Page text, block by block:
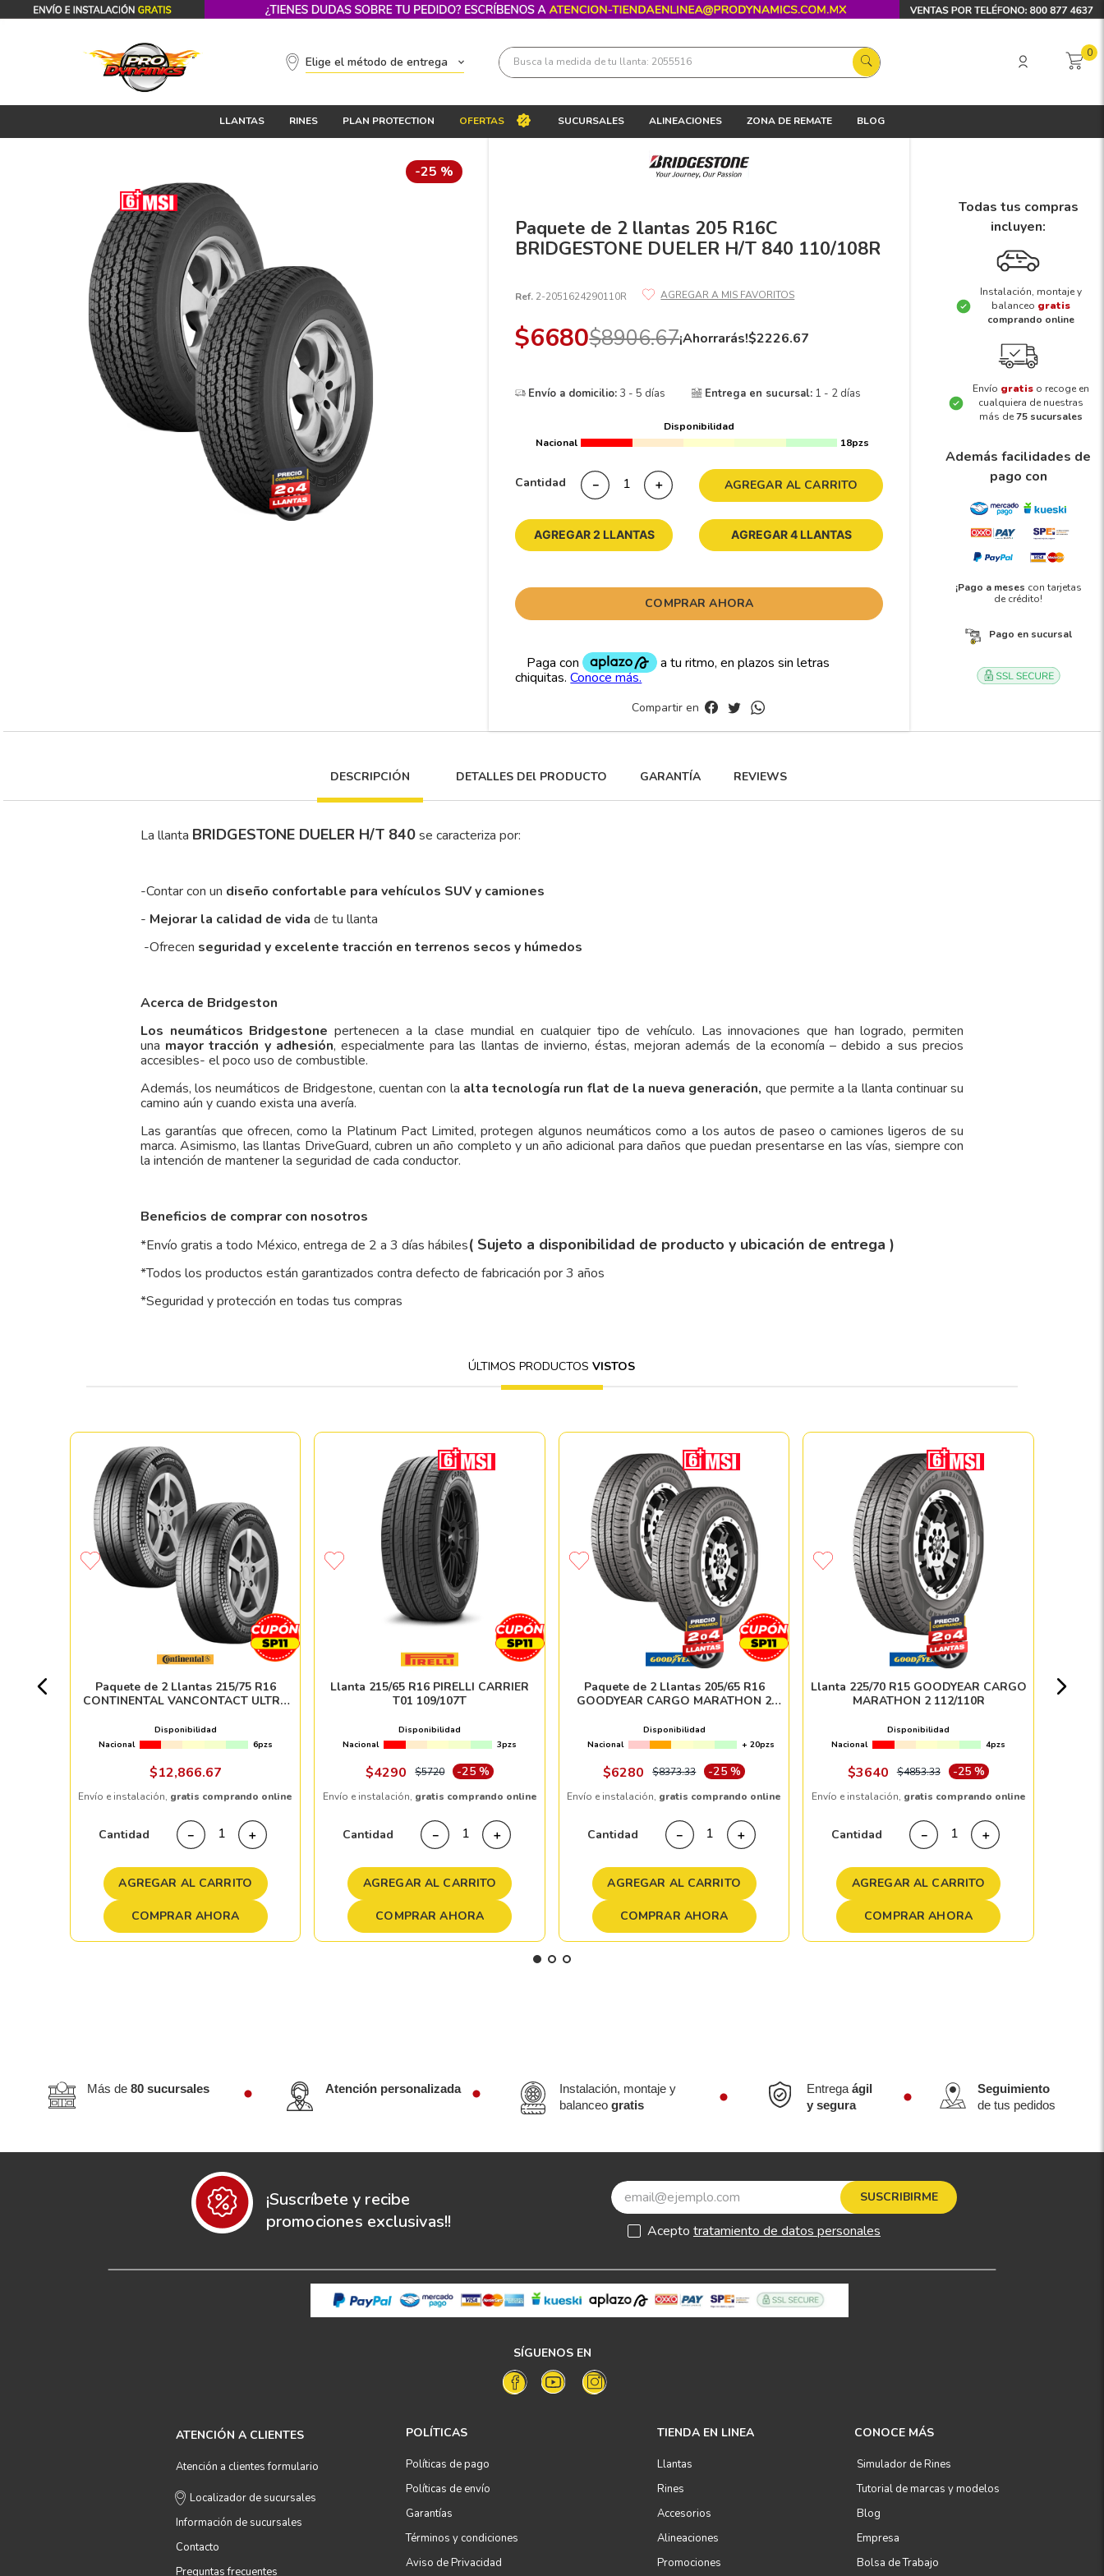
Elige el método de entrega Busca la medida de tu llanta: 2055516 0
LLANTAS RINES PLAN PROTECTION OFERTAS SUCURSALES ALINEACIONES ZONA DE REMATE BLOG
-25 %
Paquete de 2 llantas 205 R16C
BRIDGESTONE DUELER H/T 840 110/108R
Ref. 2-2051624290110R
$6680$8906.67¡Ahorrarás!$2226.67
Envío a domicilio:3 - 5 días Entrega en sucursal: 1 - 2 días
Disponibilidad
Nacional
18pzs
Cantidad ＋
－ AGREGAR AL CARRITO
AGREGAR 2 LLANTAS AGREGAR 4 LLANTAS
COMPRAR AHORA
Compartir en
Todas tus compras
incluyen:
Instalación, montaje y
balanceo gratis
comprando online
Envío gratis o recoge en
cualquiera de nuestras
más de75 sucursales
Además facilidades de
pago con
¡Pago a meses con tarjetas
de crédito!
Pago en sucursal
DESCRIPCIÓN DETALLES DEl PRODUCTO GARANTÍA REVIEWS
La llanta BRIDGESTONE DUELER H/T 840se caracteriza por:
-Contar con un diseño confortable para vehículos SUV y camiones
- Mejorar la calidad de vida de tu llanta
-Ofrecen seguridad y excelente tracción en terrenos secos y húmedos
Acerca de Bridgeston
Los neumáticos Bridgestone pertenecen a la clase mundial en cualquier tipo de vehículo. Las innovaciones que han logrado, permiten
una mayor tracción y adhesión, especialmente para las llantas de invierno, éstas, mejoran además de la economía – debido a sus precios
accesibles- el poco uso de combustible.
Además, los neumáticos de Bridgestone, cuentan con la alta tecnología run flat de la nueva generación, que permite a la llanta continuar su
camino aún y cuando exista una avería.
Las garantías que ofrecen, como la Platinum Pact Limited, protegen algunos neumáticos como a los autos de paseo o camiones ligeros de su
marca. Asimismo, las llantas DriveGuard, cubren un año completo y un año adicional para daños que puedan presentarse en las vías, siempre con
la intención de mantener la seguridad de cada conductor.
Beneficios de comprar con nosotros
*Envío gratis a todo México, entrega de 2 a 3 días hábiles( Sujeto a disponibilidad de producto y ubicación de entrega )
*Todos los productos están garantizados contra defecto de fabricación por 3 años
*Seguridad y protección en todas tus compras
ÚLTIMOS PRODUCTOSVISTOS
Paquete de 2 Llantas 215/75 R16
CONTINENTAL VANCONTACT ULTRA
Disponibilidad
Nacional
6pzs
$12,866.67
Envío e instalación, gratis comprando online
Cantidad ＋
－
AGREGAR AL CARRITO
COMPRAR AHORA
Llanta 215/65 R16 PIRELLI CARRIER
T01 109/107T
Disponibilidad
Nacional
3pzs
$4290 $5720 -25 %
Envío e instalación, gratis comprando online
Cantidad ＋
－
AGREGAR AL CARRITO
COMPRAR AHORA
Paquete de 2 Llantas 205/65 R16
GOODYEAR CARGO MARATHON 2
Disponibilidad
Nacional
+ 20pzs
$6280 $8373.33 -25 %
Envío e instalación, gratis comprando online
Cantidad ＋
－
AGREGAR AL CARRITO
COMPRAR AHORA
Llanta 225/70 R15 GOODYEAR CARGO
MARATHON 2 112/110R
Disponibilidad
Nacional
4pzs
$3640 $4853.33 -25 %
Envío e instalación, gratis comprando online
Cantidad ＋
－
AGREGAR AL CARRITO
COMPRAR AHORA
Más de 80 sucursales Atención personalizada
Instalación, montaje y
balanceogratis
Entregaágil
y segura
Seguimiento
de tus pedidos
¡Suscríbete y recibe
promociones exclusivas!!
SUSCRIBIRME
Acepto tratamiento de datos personales
SÍGUENOS EN
ATENCIÓN A CLIENTES
Atención a clientes formulario
Localizador de sucursales
Información de sucursales
Contacto
Preguntas frecuentes
POLÍTICAS
Políticas de pago
Políticas de envío
Garantías
Términos y condiciones
Aviso de Privacidad
TIENDA EN LINEA
Llantas
Rines
Accesorios
Alineaciones
Promociones
CONOCE MÁS
Simulador de Rines
Tutorial de marcas y modelos
Blog
Empresa
Bolsa de Trabajo
Términos más buscados
195 65 15